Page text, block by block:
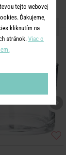
tejto webovej
Ďakujeme,
kliknutím na
stránok. Viac o